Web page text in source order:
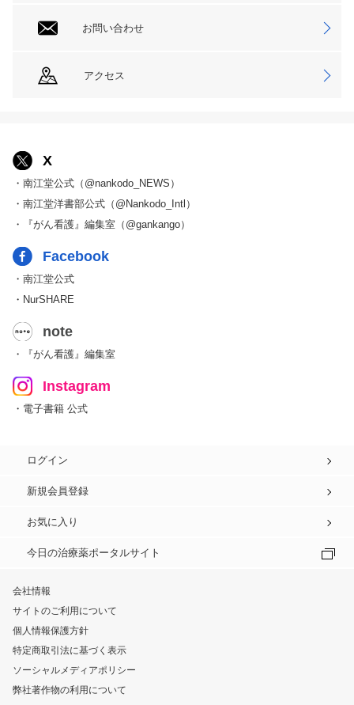
お問い合わせ
アクセス
X
・南江堂公式（@nankodo_NEWS）
・南江堂洋書部公式（@Nankodo_Intl）
・『がん看護』編集室（@gankango）
Facebook
・南江堂公式
・NurSHARE
note
・『がん看護』編集室
Instagram
・電子書籍 公式
ログイン
新規会員登録
お気に入り
今日の治療薬ポータルサイト
会社情報
サイトのご利用について
個人情報保護方針
特定商取引法に基づく表示
ソーシャルメディアポリシー
弊社著作物の利用について